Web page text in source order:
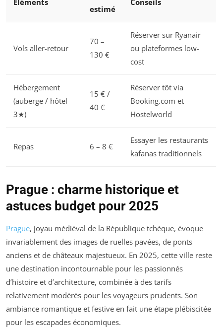
Éléments
estimé
Conseils
Vols aller-retour
70 –
130 €
Réserver sur Ryanair
ou plateformes low-
cost
Hébergement
(auberge / hôtel
3★)
15 € /
40 €
Réserver tôt via
Booking.com et
Hostelworld
Repas 6 – 8 €
Essayer les restaurants
kafanas traditionnels
Prague : charme historique et
astuces budget pour 2025
Prague, joyau médiéval de la République tchèque, évoque
invariablement des images de ruelles pavées, de ponts
anciens et de châteaux majestueux. En 2025, cette ville reste
une destination incontournable pour les passionnés
d’histoire et d’architecture, combinée à des tarifs
relativement modérés pour les voyageurs prudents. Son
ambiance romantique et festive en fait une étape plébiscitée
pour les escapades économiques.